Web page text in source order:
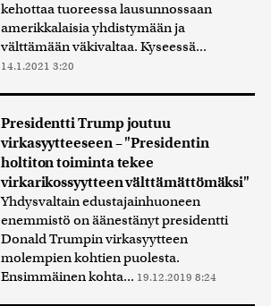
kehottaa tuoreessa lausunnossaan
amerikkalaisia yhdistymään ja
välttämään väkivaltaa. Kyseessä...
14.1.2021 3:20
Presidentti Trump joutuu
virkasyytteeseen – "Presidentin
holtiton toiminta tekee
virkarikossyytteen välttämättömäksi"
Yhdysvaltain edustajainhuoneen
enemmistö on äänestänyt presidentti
Donald Trumpin virkasyytteen
molempien kohtien puolesta.
Ensimmäinen kohta... 19.12.2019 8:24